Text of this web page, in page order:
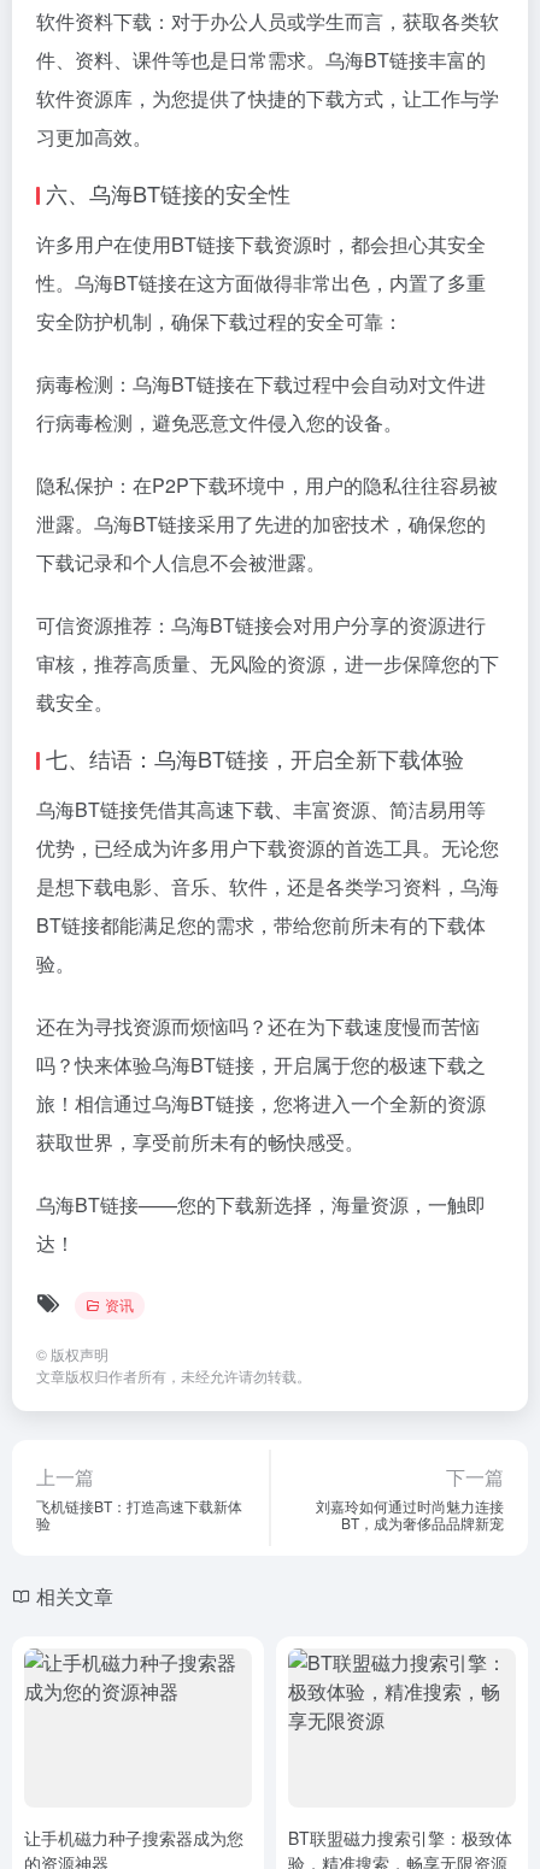
软件资料下载：对于办公人员或学生而言，获取各类软
件、资料、课件等也是日常需求。乌海BT链接丰富的
软件资源库，为您提供了快捷的下载方式，让工作与学
习更加高效。
六、乌海BT链接的安全性
许多用户在使用BT链接下载资源时，都会担心其安全
性。乌海BT链接在这方面做得非常出色，内置了多重
安全防护机制，确保下载过程的安全可靠：
病毒检测：乌海BT链接在下载过程中会自动对文件进
行病毒检测，避免恶意文件侵入您的设备。
隐私保护：在P2P下载环境中，用户的隐私往往容易被
泄露。乌海BT链接采用了先进的加密技术，确保您的
下载记录和个人信息不会被泄露。
可信资源推荐：乌海BT链接会对用户分享的资源进行
审核，推荐高质量、无风险的资源，进一步保障您的下
载安全。
七、结语：乌海BT链接，开启全新下载体验
乌海BT链接凭借其高速下载、丰富资源、简洁易用等
优势，已经成为许多用户下载资源的首选工具。无论您
是想下载电影、音乐、软件，还是各类学习资料，乌海
BT链接都能满足您的需求，带给您前所未有的下载体
验。
还在为寻找资源而烦恼吗？还在为下载速度慢而苦恼
吗？快来体验乌海BT链接，开启属于您的极速下载之
旅！相信通过乌海BT链接，您将进入一个全新的资源
获取世界，享受前所未有的畅快感受。
乌海BT链接——您的下载新选择，海量资源，一触即
达！
资讯
© 版权声明
文章版权归作者所有，未经允许请勿转载。
上一篇
飞机链接BT：打造高速下载新体
验
下一篇
刘嘉玲如何通过时尚魅力连接
BT，成为奢侈品品牌新宠
相关文章
让手机磁力种子搜索器成为您
的资源神器
BT联盟磁力搜索引擎：极致体
验，精准搜索，畅享无限资源